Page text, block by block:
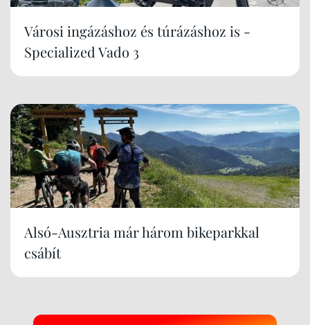
Városi ingázáshoz és túrázáshoz is -
Specialized Vado 3
Alsó-Ausztria már három bikeparkkal
csábít